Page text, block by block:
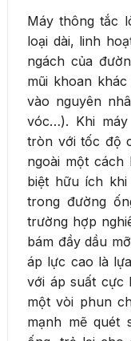
Máy thông tắc
loại dài, linh
ngách của
mũi khoan
vào nguyên
vóc…). Khi
tròn với tốc độ
ngoài một cách
biệt hữu ích
trong đường
trường hợp
bám đầy dầu
áp lực cao là
với áp suất cực
một vòi phun
mạnh mẽ quét